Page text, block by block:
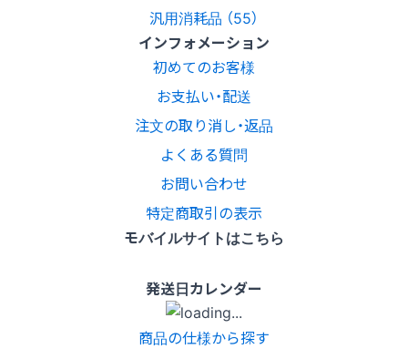
汎用消耗品 （55）
インフォメーション
初めてのお客様
お支払い・配送
注文の取り消し・返品
よくある質問
お問い合わせ
特定商取引の表示
モバイルサイトはこちら
発送日カレンダー
商品の仕様から探す